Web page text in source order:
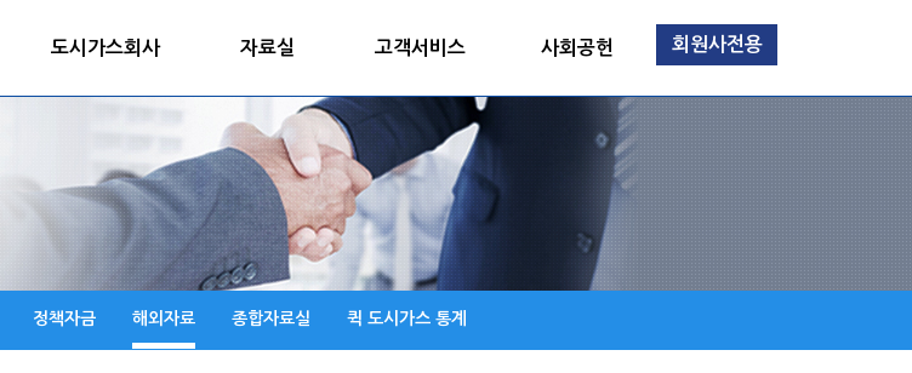
도시가스회사 자료실 고객서비스 사회공헌 회원사전용
정책자금 해외자료 종합자료실 퀵 도시가스 통계